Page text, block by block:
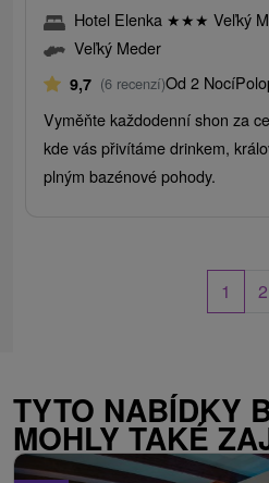
Hotel Elenka ★★★ Veľký
Veľký Meder
9,7 (6 recenzí)Od 2 Nocí
Vyměňte každodenní shon za
kde vás přivítáme drinkem,
plným bazénové pohody.
1 2
TYTO NABÍDKY
MOHLY TAKÉ